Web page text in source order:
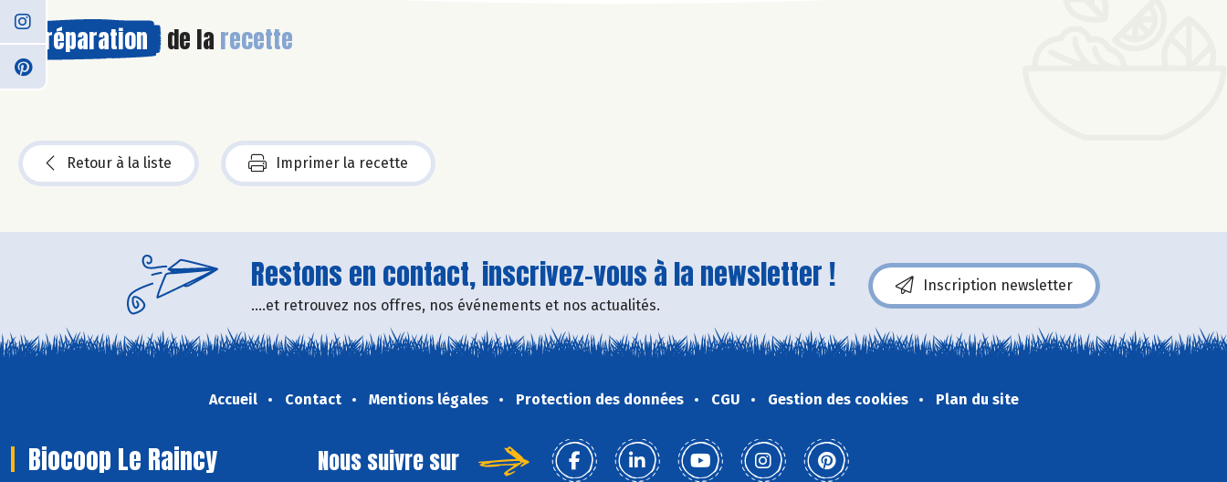
Préparation de la recette
Retour à la liste Imprimer la recette
Restons en contact, inscrivez-vous à la newsletter !
....et retrouvez nos offres, nos événements et nos actualités.
Inscription newsletter
Accueil Contact Mentions légales Protection des données CGU Gestion des cookies Plan du site
Biocoop Le Raincy Nous suivre sur